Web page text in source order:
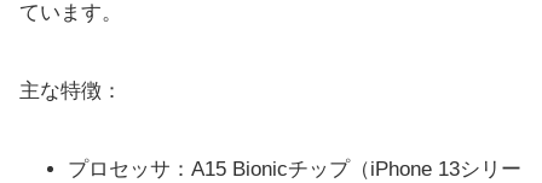
ています。
主な特徴：
プロセッサ：A15 Bionicチップ（iPhone 13シリー